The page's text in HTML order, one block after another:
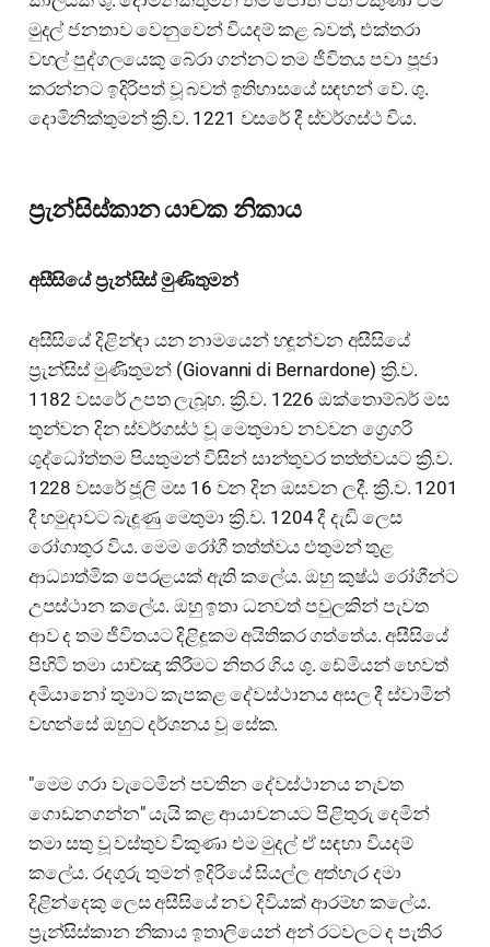
මුදල් ජනතාව වෙනුවෙන් වියදම් කළ බවත්, එක්තරා
වහල් පුද්ගලයෙකු බේරා ගන්නට තම ජීවිතය පවා පූජා
කරන්නට ඉදිරිපත් වූ බවත් ඉතිහාසයේ සඳහන් වේ. ශු.
දොමිනික්තුමන් ක්‍රි.ව. 1221 වසරේ දී ස්වර්ගස්ථ විය.
ප්‍රැන්සිස්කාන යාචක නිකාය
අසීසියේ ප්‍රැන්සිස් මුණිතුමන්
අසීසියේ දිළින්ඳා යන නාමයෙන් හඳූන්වන අසීසියේ
ප්‍රැන්සිස් මුණිතුමන් (Giovanni di Bernardone) ක්‍රි.ව.
1182 වසරේ උපත ලැබූහ. ක්‍රි.ව. 1226 ඔක්තොම්බර් මස
තුන්වන දින ස්වර්ගස්ථ වූ මෙතුමාව නවවන ග්‍රෙගරි
ශුද්ධෝත්තම පියතුමන් විසින් සාන්තුවර තත්ත්වයට ක්‍රි.ව.
1228 වසරේ ජූලි මස 16 වන දින ඔසවන ලදී. ක්‍රි.ව. 1201
දී හමුදාවට බැඳූණු මෙතුමා ක්‍රි.ව. 1204 දී දැඩි ලෙස
රෝගාතුර විය. මෙම රෝගී තත්ත්වය එතුමන් තුළ
ආධ්‍යාත්මික පෙරළයක් ඇති කලේය. ඔහු කුෂ්ඨ රෝගීන්ට
උපස්ථාන කලේය. ඔහු ඉතා ධනවත් පවුලකින් පැවත
ආව ද තම ජීවිතයට දිළිඳූකම අයිතිකර ගත්තේය. අසීසියේ
පිහිටි තමා යාච්ඤා කිරීමට නිතර ගිය ශු. ඩේමියන් හෙවත්
දමියානෝ තුමාට කැපකළ දේවස්ථානය අසල දී ස්වාමින්
වහන්සේ ඔහුට දර්ශනය වූ සේක.
"මෙම ගරා වැටෙමින් පවතින දේවස්ථානය නැවත
ගොඩනගන්න" යැයි කළ ආයාචනයට පිළිතුරු දෙමින්
තමා සතු වූ වස්තුව විකුණා එම මුදල් ඒ සඳහා වියදම්
කලේය. රදගුරු තුමන් ඉදිරියේ සියල්ල අත්හැර දමා
දිළින්දෙකු ලෙස අසීසියේ නව දිවියක් ආරම්භ කලේය.
ප්‍රැන්සිස්කාන නිකාය ඉතාලියෙන් අන් රටවලට ද පැතිර